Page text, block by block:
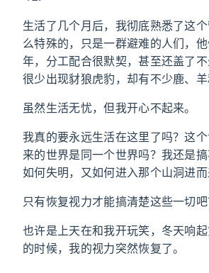
生活了几个月后，我彻底熟悉了这
么特殊的，只是一群避难的人们，
年，分工配合很默契，甚至还盖了
很少出现豺狼虎豹，却有不少鹿、羊
虽然生活无忧，但我开心不起来。
我真的要永远生活在这里了吗？这
来的世界是同一个世界吗？我还是
如何失明，又如何进入那个山洞进而
只有恢复视力才能搞清楚这些一切吧
也许是上天在和我开玩笑，冬天响
的时候，我的视力突然恢复了。